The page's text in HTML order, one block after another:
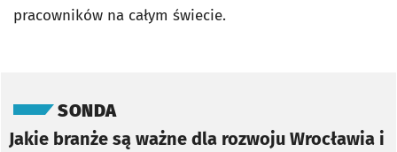
pracowników na całym świecie.
SONDA
Jakie branże są ważne dla rozwoju Wrocławia i